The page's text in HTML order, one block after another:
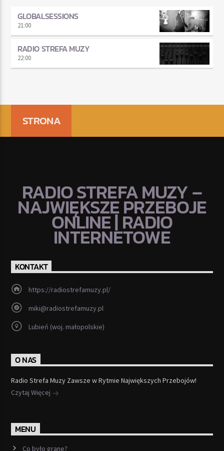
GLOBALSESSIONS
21:00
RADIO STREFA MUZY
22:00
STRONA
RADIO STREFA MUZY –
NAJWIĘKSZE PRZEBOJE
ONLINE | RADIO
INTERNETOWE
KONTAKT
https://radiostrefamuzy.pl/
miki@radiostrefamuzy.pl
Lubień (woj. małopolskie)
O NAS
Radio Strefa Muzy Zawsze w Rytmie Największych Przebojów!
Czytaj Więcej
MENU
Co było grane?